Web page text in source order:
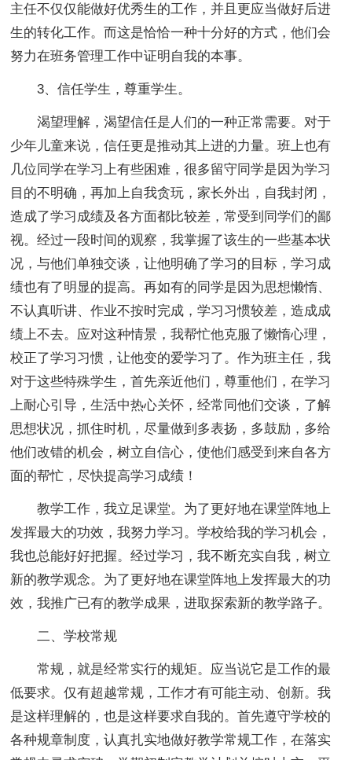
主任不仅仅能做好优秀生的工作，并且更应当做好后进
生的转化工作。而这是恰恰一种十分好的方式，他们会
努力在班务管理工作中证明自我的本事。
3、信任学生，尊重学生。
渴望理解，渴望信任是人们的一种正常需要。对于
少年儿童来说，信任更是推动其上进的力量。班上也有
几位同学在学习上有些困难，很多留守同学是因为学习
目的不明确，再加上自我贪玩，家长外出，自我封闭，
造成了学习成绩及各方面都比较差，常受到同学们的鄙
视。经过一段时间的观察，我掌握了该生的一些基本状
况，与他们单独交谈，让他明确了学习的目标，学习成
绩也有了明显的提高。再如有的同学是因为思想懒惰、
不认真听讲、作业不按时完成，学习习惯较差，造成成
绩上不去。应对这种情景，我帮忙他克服了懒惰心理，
校正了学习习惯，让他变的爱学习了。作为班主任，我
对于这些特殊学生，首先亲近他们，尊重他们，在学习
上耐心引导，生活中热心关怀，经常同他们交谈，了解
思想状况，抓住时机，尽量做到多表扬，多鼓励，多给
他们改错的机会，树立自信心，使他们感受到来自各方
面的帮忙，尽快提高学习成绩！
教学工作，我立足课堂。为了更好地在课堂阵地上
发挥最大的功效，我努力学习。学校给我的学习机会，
我也总能好好把握。经过学习，我不断充实自我，树立
新的教学观念。为了更好地在课堂阵地上发挥最大的功
效，我推广已有的教学成果，进取探索新的教学路子。
二、学校常规
常规，就是经常实行的规矩。应当说它是工作的最
低要求。仅有超越常规，工作才有可能主动、创新。我
是这样理解的，也是这样要求自我的。首先遵守学校的
各种规章制度，认真扎实地做好教学常规工作，在落实